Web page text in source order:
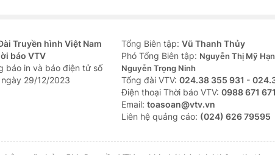
Truyền hình Việt Nam
báo VTV
báo in và báo điện tử số
29/12/2023
Tổng Biên tập: Vũ Thanh Thủy
Phó Tổng Biên tập: Nguyễn Thị Mỹ
Nguyễn Trọng Ninh
Tổng đài VTV: 024.38 355 931 -
Ðiện thoại Thời báo VTV: 0988 671 671
Email: toasoan@vtv.vn
Liên hệ quảng cáo: (024) 626 79595